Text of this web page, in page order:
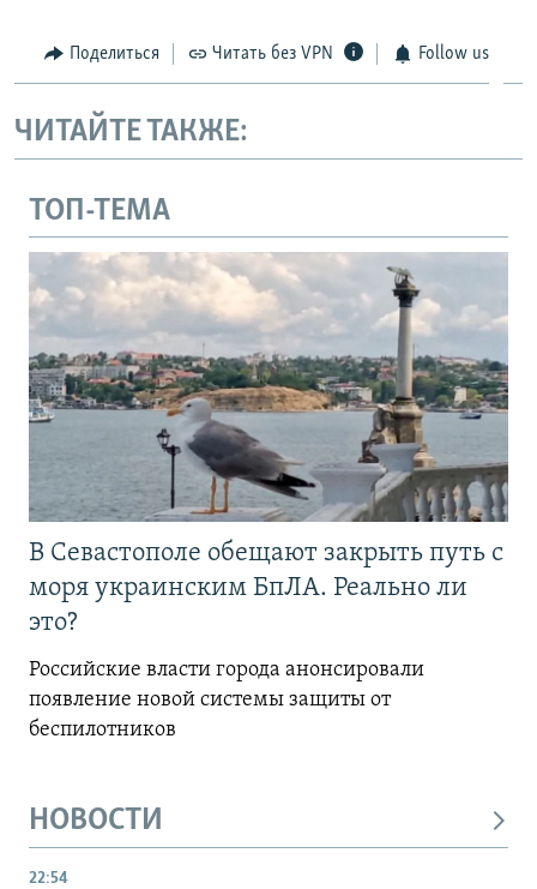
Поделиться Читать без VPN Follow us
ЧИТАЙТЕ ТАКЖЕ:
ТОП-ТЕМА
В Севастополе обещают закрыть путь с
моря украинским БпЛА. Реально ли
это?
Российские власти города анонсировали
появление новой системы защиты от
беспилотников
НОВОСТИ
22:54